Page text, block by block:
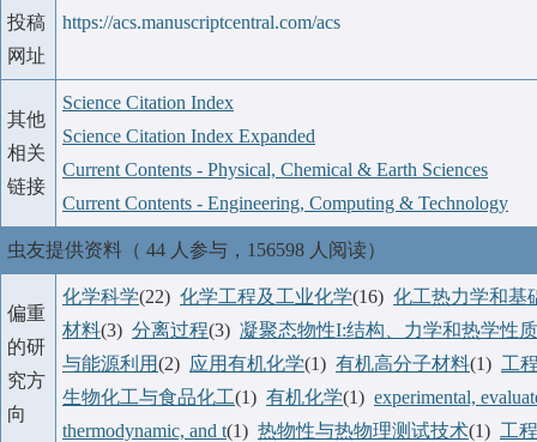
投稿
网址
https://acs.manuscriptcentral.com/acs
其他
相关
链接
Science Citation Index
Science Citation Index Expanded
Current Contents - Physical, Chemical & Earth Sciences
Current Contents - Engineering, Computing & Technology
虫友提供资料（ 44 人参与，156598 人阅读）
偏重
的研
究方
向
化学科学(22) 化学工程及工业化学(16) 化工热力学和基
材料(3) 分离过程(3) 凝聚态物性I:结构、力学和热学性质
与能源利用(2) 应用有机化学(1) 有机高分子材料(1) 工
生物化工与食品化工(1) 有机化学(1) experimental,
thermodynamic, and t(1) 热物性与热物理测试技术(1) 工